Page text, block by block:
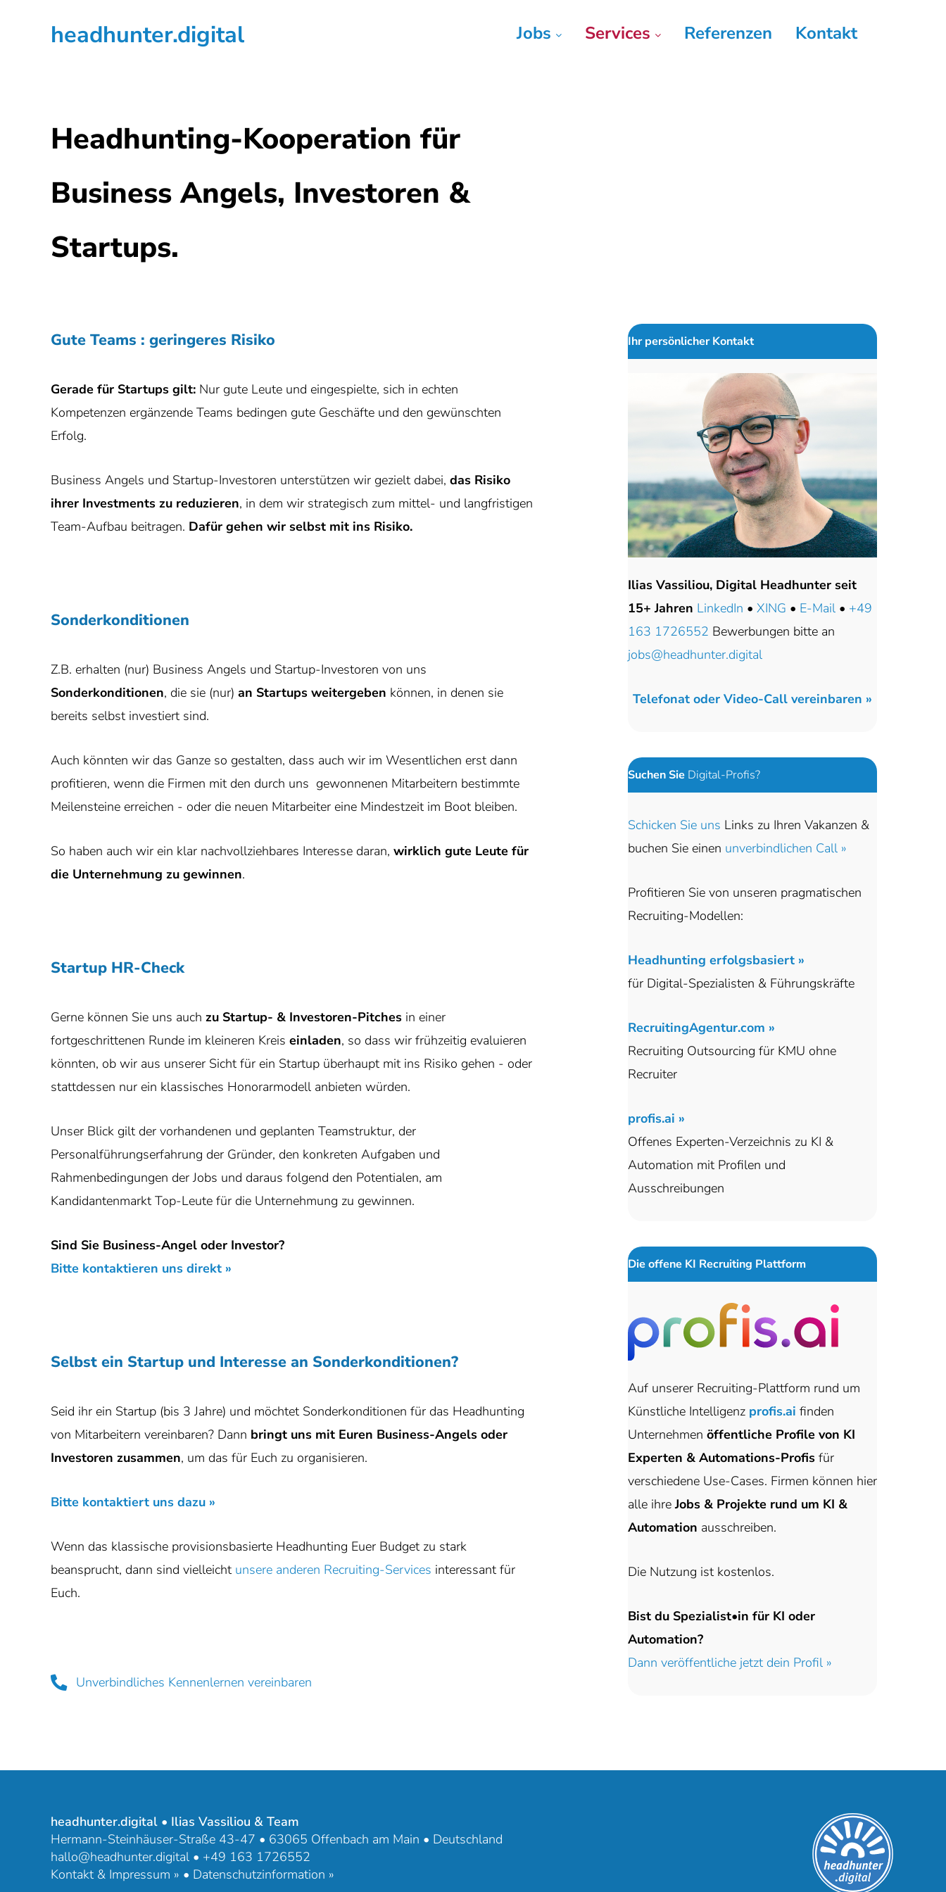
Hauptnavigationheadhunter.digital Jobs Services Referenzen Kontakt
Headhunting-Kooperation für
Business Angels, Investoren &
Startups.
Gute Teams : geringeres Risiko
Gerade für Startups gilt: Nur gute Leute und eingespielte, sich in echten
Kompetenzen ergänzende Teams bedingen gute Geschäfte und den gewünschten
Erfolg.
Business Angels und Startup-Investoren unterstützen wir gezielt dabei, das Risiko
ihrer Investments zu reduzieren, in dem wir strategisch zum mittel- und langfristigen
Team-Aufbau beitragen. Dafür gehen wir selbst mit ins Risiko.
Sonderkonditionen
Z.B. erhalten (nur) Business Angels und Startup-Investoren von uns
Sonderkonditionen, die sie (nur) an Startups weitergeben können, in denen sie
bereits selbst investiert sind.
Auch könnten wir das Ganze so gestalten, dass auch wir im Wesentlichen erst dann
profitieren, wenn die Firmen mit den durch uns gewonnenen Mitarbeitern bestimmte
Meilensteine erreichen - oder die neuen Mitarbeiter eine Mindestzeit im Boot bleiben.
So haben auch wir ein klar nachvollziehbares Interesse daran, wirklich gute Leute für
die Unternehmung zu gewinnen.
Startup HR-Check
Gerne können Sie uns auch zu Startup- & Investoren-Pitches in einer
fortgeschrittenen Runde im kleineren Kreis einladen, so dass wir frühzeitig evaluieren
könnten, ob wir aus unserer Sicht für ein Startup überhaupt mit ins Risiko gehen - oder
stattdessen nur ein klassisches Honorarmodell anbieten würden.
Unser Blick gilt der vorhandenen und geplanten Teamstruktur, der
Personalführungserfahrung der Gründer, den konkreten Aufgaben und
Rahmenbedingungen der Jobs und daraus folgend den Potentialen, am
Kandidantenmarkt Top-Leute für die Unternehmung zu gewinnen.
Sind Sie Business-Angel oder Investor?
Bitte kontaktieren uns direkt »
Selbst ein Startup und Interesse an Sonderkonditionen?
Seid ihr ein Startup (bis 3 Jahre) und möchtet Sonderkonditionen für das Headhunting
von Mitarbeitern vereinbaren? Dann bringt uns mit Euren Business-Angels oder
Investoren zusammen, um das für Euch zu organisieren.
Bitte kontaktiert uns dazu »
Wenn das klassische provisionsbasierte Headhunting Euer Budget zu stark
beansprucht, dann sind vielleicht unsere anderen Recruiting-Services interessant für
Euch.
Unverbindliches Kennenlernen vereinbaren
Ihr persönlicher Kontakt
Ilias Vassiliou, Digital Headhunter seit
15+ Jahren LinkedIn • XING • E-Mail • +49
163 1726552 Bewerbungen bitte an
jobs@headhunter.digital
Telefonat oder Video-Call vereinbaren »
Suchen Sie Digital-Profis?
Schicken Sie uns Links zu Ihren Vakanzen &
buchen Sie einen unverbindlichen Call »
Profitieren Sie von unseren pragmatischen
Recruiting-Modellen:
Headhunting erfolgsbasiert »
für Digital-Spezialisten & Führungskräfte
RecruitingAgentur.com »
Recruiting Outsourcing für KMU ohne
Recruiter
profis.ai »
Offenes Experten-Verzeichnis zu KI &
Automation mit Profilen und
Ausschreibungen
Die offene KI Recruiting Plattform
Auf unserer Recruiting-Plattform rund um
Künstliche Intelligenz profis.ai finden
Unternehmen öffentliche Profile von KI
Experten & Automations-Profis für
verschiedene Use-Cases. Firmen können hier
alle ihreJobs & Projekte rund um KI &
Automation ausschreiben.
Die Nutzung ist kostenlos.
Bist du Spezialist•in für KI oder
Automation?
Dann veröffentliche jetzt dein Profil »
headhunter.digital • Ilias Vassiliou & Team
Hermann-Steinhäuser-Straße 43-47 • 63065 Offenbach am Main • Deutschland
hallo@headhunter.digital • +49 163 1726552
Kontakt & Impressum » • Datenschutzinformation »